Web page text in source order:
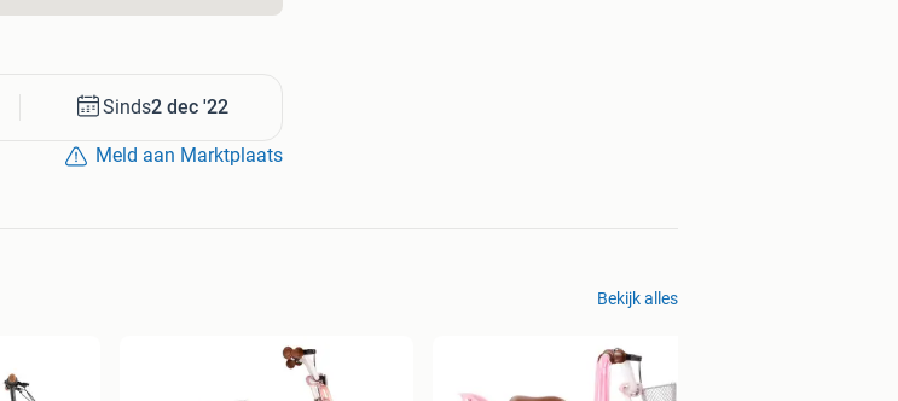
Sinds2 dec '22
Meld aan Marktplaats
Bekijk alles